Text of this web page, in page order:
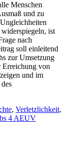
Menschen
und zu
ist
nach
soll einleitend
zur Umsetzung
von
und im
, Verletzlichkeit,
4 AEUV